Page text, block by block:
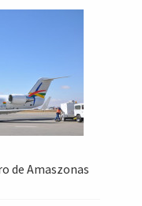
de Amaszonas